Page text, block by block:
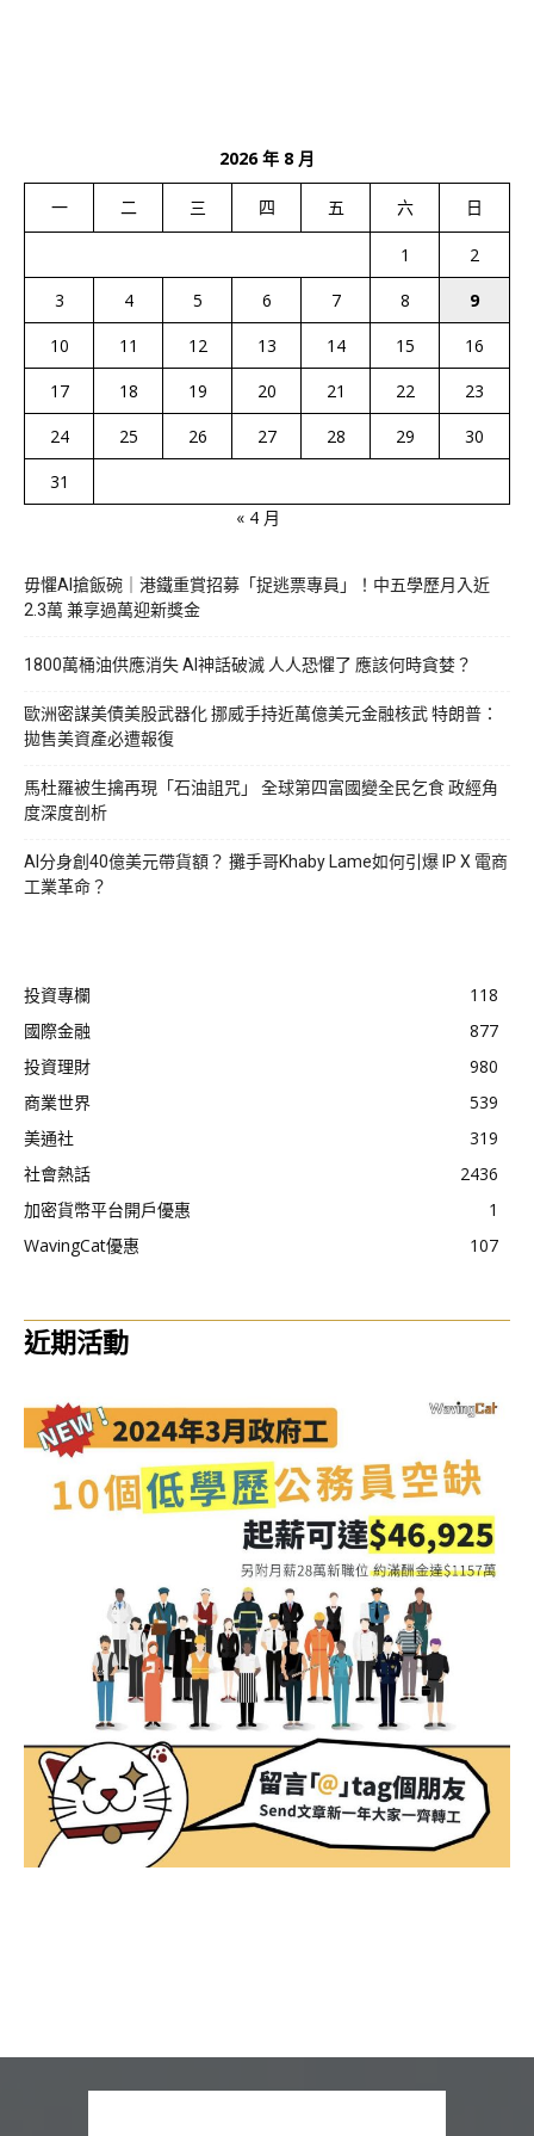
2026 年 8 月
一 二 三 四 五 六 日
1
2
3
4 5 6 7 8
9
10
11 12 13 14 15
16
17
18 19 20 21 22
23
24
25 26 27 28 29
30
31
« 4 月
毋懼AI搶飯碗｜港鐵重賞招募「捉逃票專員」！中五學歷月入近
2.3萬 兼享過萬迎新獎金
1800萬桶油供應消失 AI神話破滅 人人恐懼了 應該何時貪婪？
歐洲密謀美債美股武器化 挪威手持近萬億美元金融核武 特朗普：
拋售美資產必遭報復
馬杜羅被生擒再現「石油詛咒」 全球第四富國變全民乞食 政經角
度深度剖析
AI分身創40億美元帶貨額？ 攤手哥Khaby Lame如何引爆 IP X 電商
工業革命？
投資專欄
118
國際金融
877
投資理財
980
商業世界
539
美通社
319
社會熱話
2436
加密貨幣平台開戶優惠
1
WavingCat優惠
107
近期活動